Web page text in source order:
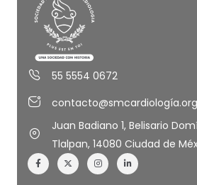
55 5554 0672
Juan Badiano 1, Belisario
Tlalpan, 14080 Ciudad de